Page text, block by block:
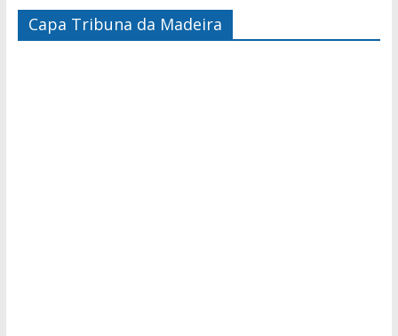
Capa Tribuna da Madeira